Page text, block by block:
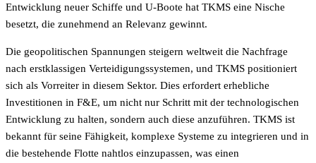
Entwicklung neuer Schiffe und U-Boote hat TKMS eine Nische
besetzt, die zunehmend an Relevanz gewinnt.
Die geopolitischen Spannungen steigern weltweit die Nachfrage
nach erstklassigen Verteidigungssystemen, und TKMS positioniert
sich als Vorreiter in diesem Sektor. Dies erfordert erhebliche
Investitionen in F&E, um nicht nur Schritt mit der technologischen
Entwicklung zu halten, sondern auch diese anzuführen. TKMS ist
bekannt für seine Fähigkeit, komplexe Systeme zu integrieren und in
die bestehende Flotte nahtlos einzupassen, was einen